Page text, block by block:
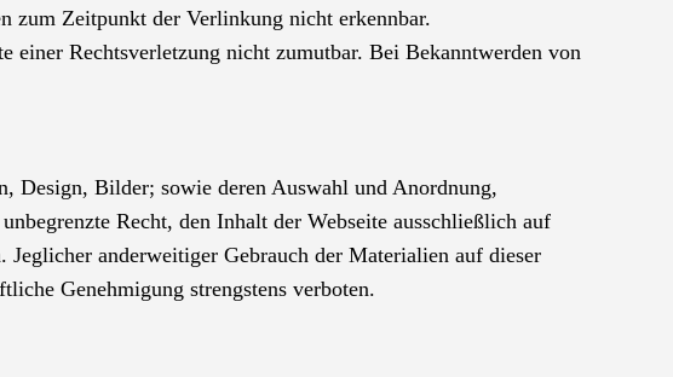
zum Zeitpunkt der Verlinkung nicht erkennbar.
Rechtsverletzung nicht zumutbar. Bei Bekanntwerden von
Design, Bilder; sowie deren Auswahl und Anordnung,
Recht, den Inhalt der Webseite ausschließlich auf
anderweitiger Gebrauch der Materialien auf dieser
Genehmigung strengstens verboten.